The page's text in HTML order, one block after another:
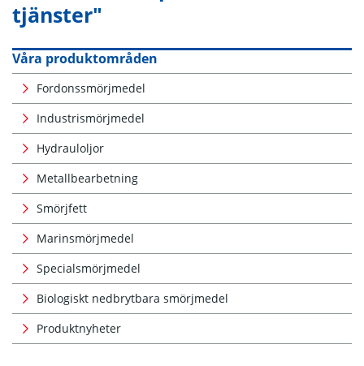
tjänster"
Våra produktområden
Fordonssmörjmedel
Industrismörjmedel
Hydrauloljor
Metallbearbetning
Smörjfett
Marinsmörjmedel
Specialsmörjmedel
Biologiskt nedbrytbara smörjmedel
Produktnyheter